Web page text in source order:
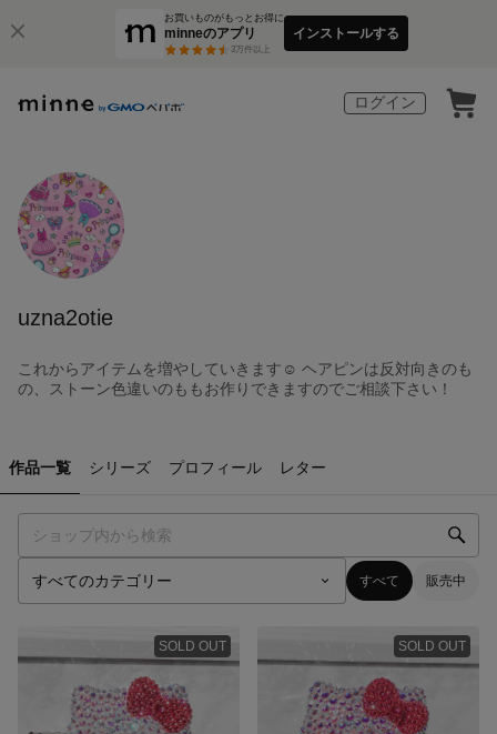
お買いものがもっとお得に
minneのアプリ
3万件以上
インストールする
ログイン
uzna2otie
これからアイテムを増やしていきます☺︎ ヘアピンは反対向きのも
の、ストーン色違いのももお作りできますのでご相談下さい！
作品一覧 シリーズ プロフィール レター
すべて 販売中
SOLD OUT SOLD OUT